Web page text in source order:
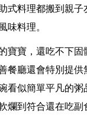
式料理都搬到親子
味料理。
寶寶，還吃不下固
餐廳還會特別提供
看似簡單平凡的粥
爛到符合還在吃副